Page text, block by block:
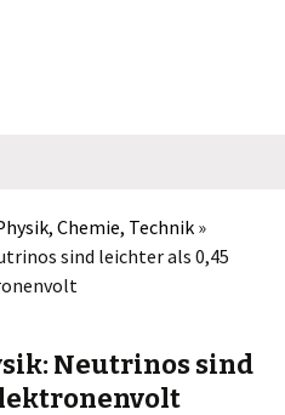
Chemie, Technik»
sind leichter als 0,45
Neutrinos sind